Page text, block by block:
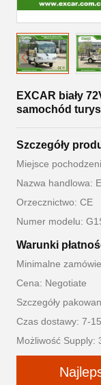
EXCAR biały
samochód
Szczegóły
Miejsce
Nazwa handlowa:
Orzecznictwo: CE
Numer modelu:
Warunki
Minimalne
Cena: Negotiate
Szczegóły
Czas dostawy: 7-
Możliwość Supply: